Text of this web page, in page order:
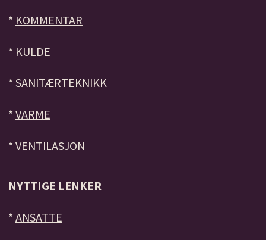
* KOMMENTAR
* KULDE
* SANITÆRTEKNIKK
* VARME
* VENTILASJON
NYTTIGE LENKER
* ANSATTE